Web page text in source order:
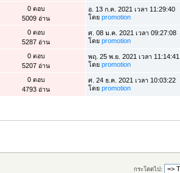
0 ตอบ
5009 อ่าน
อ. 13 ก.ค. 2021 เวลา 11:29:40
โดยpromotion
0 ตอบ
5287 อ่าน
ศ. 08 ม.ค. 2021 เวลา 09:27:08
โดยpromotion
0 ตอบ
5207 อ่าน
พฤ. 25 พ.ย. 2021 เวลา 11:14:41
โดยpromotion
0 ตอบ
4793 อ่าน
ศ. 24 ธ.ค. 2021 เวลา 10:03:22
โดยpromotion
กระโดดไป: